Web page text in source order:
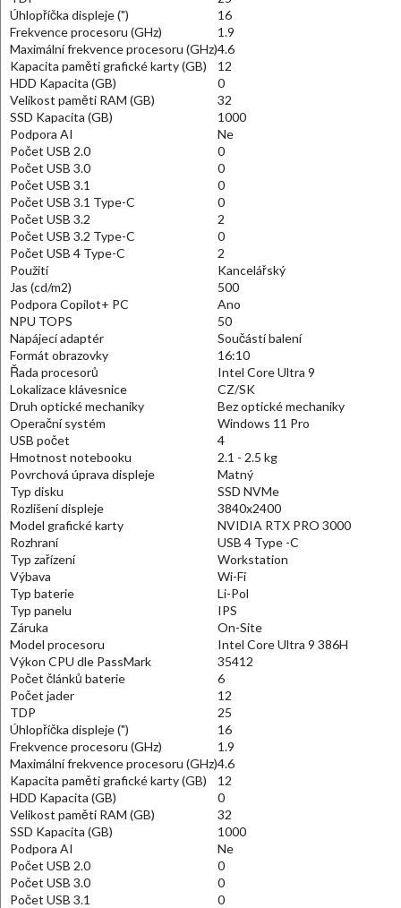
Úhlopříčka displeje (")
16
Frekvence procesoru (GHz)
1.9
Maximální frekvence procesoru (GHz)4.6
Kapacita paměti grafické karty (GB)
12
HDD Kapacita (GB)
0
Velikost paměti RAM (GB)
32
SSD Kapacita (GB)
1000
Podpora AI
Ne
Počet USB 2.0
0
Počet USB 3.0
0
Počet USB 3.1
0
Počet USB 3.1 Type-C
0
Počet USB 3.2
2
Počet USB 3.2 Type-C
0
Počet USB 4 Type-C
2
Použití
Kancelářský
Jas (cd/m2)
500
Podpora Copilot+ PC
Ano
NPU TOPS
50
Napájecí adaptér
Součástí balení
Formát obrazovky
16:10
Řada procesorů
Intel Core Ultra 9
Lokalizace klávesnice
CZ/SK
Druh optické mechaniky
Bez optické mechaniky
Operační systém
Windows 11 Pro
USB počet
4
Hmotnost notebooku
2.1 - 2.5 kg
Povrchová úprava displeje
Matný
Typ disku
SSD NVMe
Rozlišení displeje
3840x2400
Model grafické karty
NVIDIA RTX PRO 3000
Rozhraní
USB 4 Type -C
Typ zařízení
Workstation
Výbava
Wi-Fi
Typ baterie
Li-Pol
Typ panelu
IPS
Záruka
On-Site
Model procesoru
Intel Core Ultra 9 386H
Výkon CPU dle PassMark
35412
Počet článků baterie
6
Počet jader
12
TDP
25
Úhlopříčka displeje (")
16
Frekvence procesoru (GHz)
1.9
Maximální frekvence procesoru (GHz)4.6
Kapacita paměti grafické karty (GB)
12
HDD Kapacita (GB)
0
Velikost paměti RAM (GB)
32
SSD Kapacita (GB)
1000
Podpora AI
Ne
Počet USB 2.0
0
Počet USB 3.0
0
Počet USB 3.1
0